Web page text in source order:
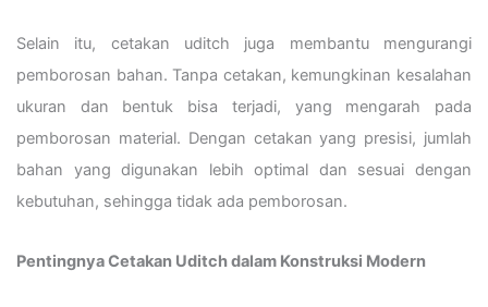
Selain itu, cetakan uditch juga membantu mengurangi
pemborosan bahan. Tanpa cetakan, kemungkinan kesalahan
ukuran dan bentuk bisa terjadi, yang mengarah pada
pemborosan material. Dengan cetakan yang presisi, jumlah
bahan yang digunakan lebih optimal dan sesuai dengan
kebutuhan, sehingga tidak ada pemborosan.
Pentingnya Cetakan Uditch dalam Konstruksi Modern